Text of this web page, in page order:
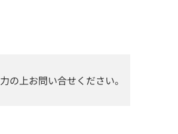
の上お問い合せください。